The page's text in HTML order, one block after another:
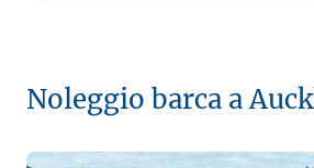
Noleggio barca a